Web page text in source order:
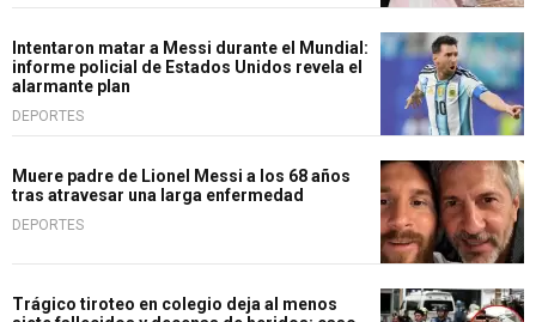
Intentaron matar a Messi durante el Mundial:
informe policial de Estados Unidos revela el
alarmante plan
DEPORTES
Muere padre de Lionel Messi a los 68 años
tras atravesar una larga enfermedad
DEPORTES
Trágico tiroteo en colegio deja al menos